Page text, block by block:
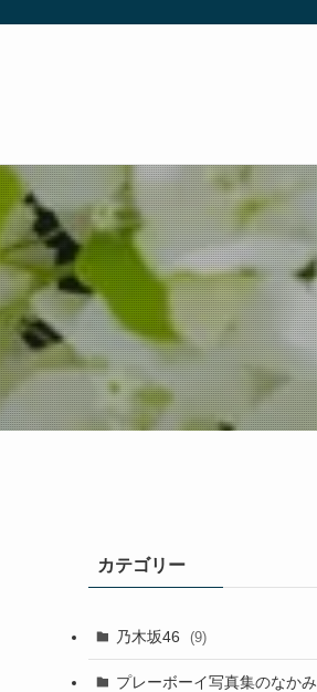
カテゴリー
乃木坂46 (9)
プレーボーイ写真集のなかみ